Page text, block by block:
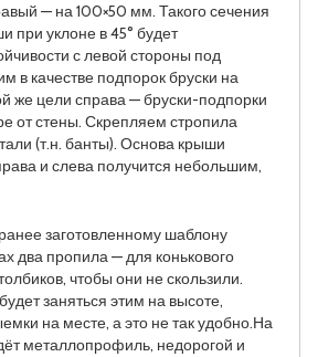
— на 100×50 мм. Такого сечения
при уклоне в 45° будет
с левой стороны под
в качестве подпорок бруски на
же цели справа — бруски-подпорки
от стены. Скрепляем стропила
(т.н. банты). Основа крыши
и слева получится небольшим,
заготовленному шаблону
два пропила — для конькового
чтобы они не скользили.
заняться этим на высоте,
на месте, а это не так удобно.На
металлопрофиль, недорогой и